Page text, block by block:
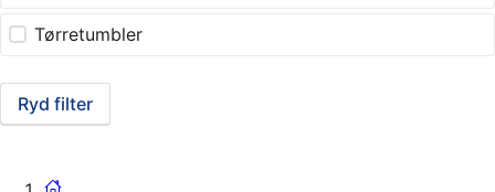
Tørretumbler
Ryd filter